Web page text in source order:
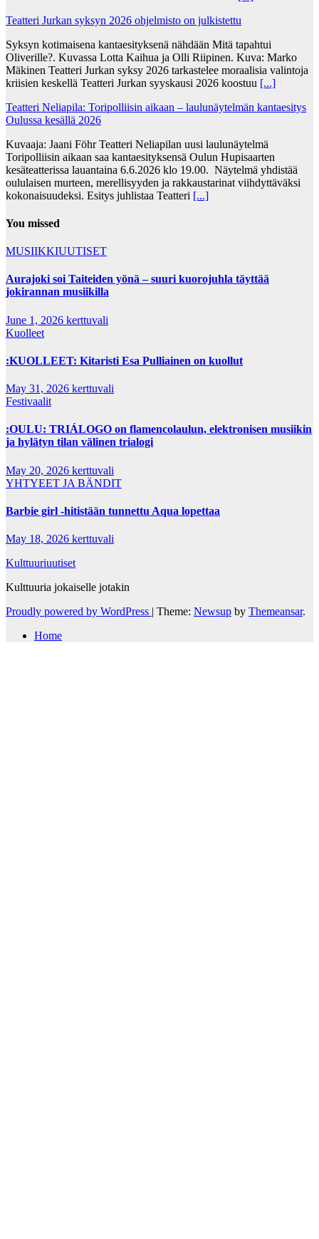
Teatteri Jurkan syksyn 2026 ohjelmisto on julkistettu
Syksyn kotimaisena kantaesityksenä nähdään Mitä tapahtui
Oliverille?. Kuvassa Lotta Kaihua ja Olli Riipinen. Kuva: Marko
Mäkinen Teatteri Jurkan syksy 2026 tarkastelee moraalisia valintoja
kriisien keskellä Teatteri Jurkan syyskausi 2026 koostuu [...]
Teatteri Neliapila: Toripolliisin aikaan – laulunäytelmän kantaesitys
Oulussa kesällä 2026
Kuvaaja: Jaani Föhr Teatteri Neliapilan uusi laulunäytelmä
Toripolliisin aikaan saa kantaesityksensä Oulun Hupisaarten
kesäteatterissa lauantaina 6.6.2026 klo 19.00. Näytelmä yhdistää
oululaisen murteen, merellisyyden ja rakkaustarinat viihdyttäväksi
kokonaisuudeksi. Esitys juhlistaa Teatteri [...]
You missed
MUSIIKKIUUTISET
Aurajoki soi Taiteiden yönä – suuri kuorojuhla täyttää
jokirannan musiikilla
June 1, 2026 kerttuvali
Kuolleet
:KUOLLEET: Kitaristi Esa Pulliainen on kuollut
May 31, 2026 kerttuvali
Festivaalit
:OULU: TRIÁLOGO on flamencolaulun, elektronisen musiikin
ja hylätyn tilan välinen trialogi
May 20, 2026 kerttuvali
YHTYEET JA BÄNDIT
Barbie girl -hitistään tunnettu Aqua lopettaa
May 18, 2026 kerttuvali
Kulttuuriuutiset
Kulttuuria jokaiselle jotakin
Proudly powered by WordPress | Theme: Newsup by Themeansar.
Home